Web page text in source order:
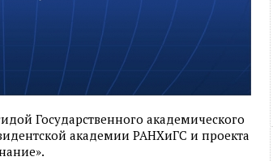
Государственного академического
академии РАНХиГС и проекта